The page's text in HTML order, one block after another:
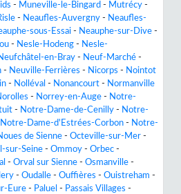
- Muneville-le-Bingard - Mutrécy -
- Neaufles-Auvergny - Neaufles-
sous-Essai - Neauphe-sur-Dive -
- Nesle-Hodeng - Nesle-
en-Bray - Neuf-Marché -
- Neuville-Ferrières - Nicorps - Nointot
- Nolléval - Nonancourt - Normanville
- Norrey-en-Auge - Notre-
- Notre-Dame-de-Cenilly - Notre-
Notre-Dame-d'Estrées-Corbon - Notre-
de Sienne - Octeville-sur-Mer -
sur-Seine - Ommoy - Orbec -
- Orval sur Sienne - Osmanville -
- Oudalle - Ouffières - Ouistreham -
Eure - Paluel - Passais Villages -